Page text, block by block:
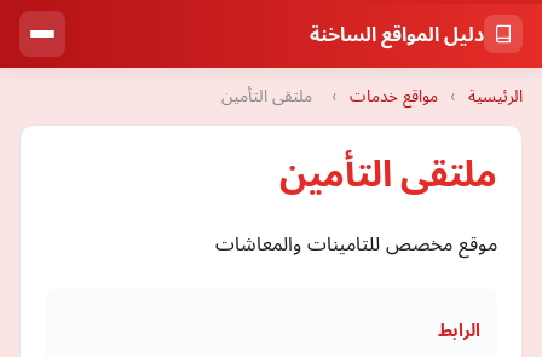
دليل المواقع الساخنة
الرئيسية › مواقع خدمات › ملتقى التأمين
ملتقى التأمين
موقع مخصص للتامينات والمعاشات
الرابط